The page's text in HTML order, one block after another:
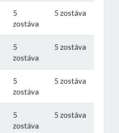
5
zostáva
5 zostáva
5
zostáva
5 zostáva
5
zostáva
5 zostáva
5
zostáva
5 zostáva